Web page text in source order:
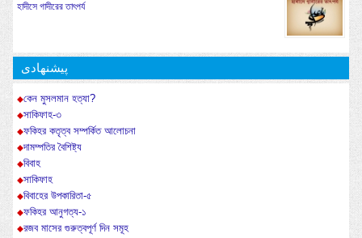
হাদীসে গাদীরের তাৎপর্য
پیشنهادی
কেন মুসলমান হত্যা?
সাকিফাহ-৩
ফকিহর কতৃত্ব সম্পর্কিত আলোচনা
দামম্পতির বৈশিষ্ট্য
বিবাহ
সাকিফাহ
বিবাহের উপকারিতা-৫
ফকিহর আনুগত্য-১
রজব মাসের গুরুত্বপূর্ণ দিন সমূহ